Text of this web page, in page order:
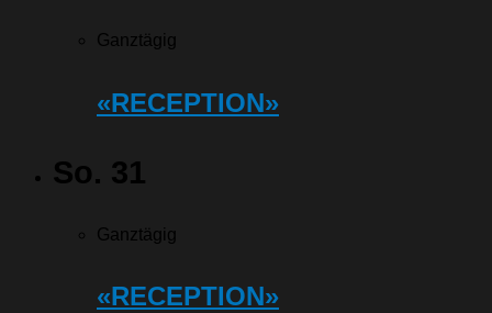
Ganztägig
«RECEPTION»
So. 31
Ganztägig
«RECEPTION»